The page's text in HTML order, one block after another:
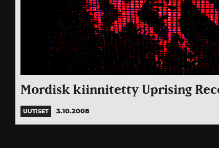
Mordisk kiinnitetty Uprising
UUTISET 3.10.2008